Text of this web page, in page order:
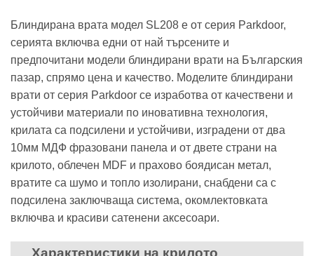
Блиндирана врата модел SL208 е от серия Parkdoor,
серията включва едни от най търсените и
предпочитани модели блиндирани врати на Българския
пазар, спрямо цена и качество. Моделите блиндирани
врати от серия Parkdoor се изработва от качествени и
устойчиви материали по иновативна технология,
крилата са подсилени и устойчиви, изградени от два
10мм МДФ фразовани панела и от двете страни на
крилото, облечен MDF и прахово боядисан метал,
вратите са шумо и топло изолирани, снабдени са с
подсилена заключваща система, окомлектовката
включва и красиви сатенени аксесоари.
Характеристики на крилото